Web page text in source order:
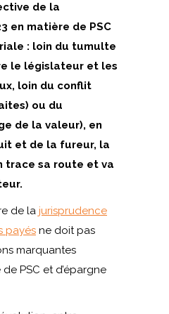
de la
en matière de PSC
: loin du tumulte
le législateur et les
loin du conflit
ou du
de la valeur), en
et de la fureur, la
trace sa route et va
de la jurisprudence
payés ne doit pas
marquantes
PSC et d’épargne